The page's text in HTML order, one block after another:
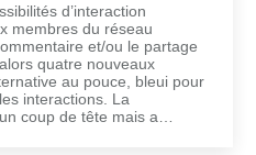
d’interaction
membres du réseau
et/ou le partage
quatre nouveaux
au pouce, bleui pour
interactions. La
coup de tête mais a…